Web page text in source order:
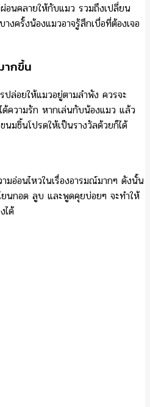
อนคลายให้กับแมว รวมถึงเปลี่ยน
งครั้งน้องแมวอาจรู้สึกเบื่อที่ต้องเจอ
ากขึ้น
ปล่อยให้แมวอยู่ตามลำพัง ควรจะ
ด้ความรัก หากเล่นกับน้องแมว แล้ว
มชิ้นโปรดให้เป็นรางวัลด้วยก็ได้
มอ่อนไหวในเรื่องอารมณ์มากๆ ดังนั้น
ยนกอด ลูบ และพูดคุยบ่อยๆ จะทำให้
ได้